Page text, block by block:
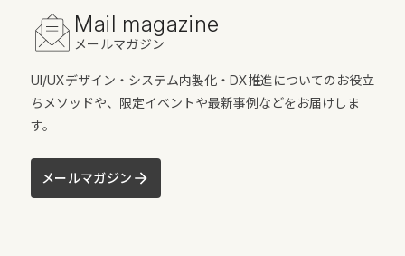
Mail magazine
メールマガジン
UI/UXデザイン・システム内製化・DX推進についてのお役立
ちメソッドや、限定イベントや最新事例などをお届けしま
す。
メールマガジン